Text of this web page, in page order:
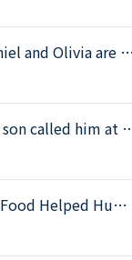
and Olivia are di
are thinking abou
son called him at
my son say?&qu
Helped Huma
be explained by